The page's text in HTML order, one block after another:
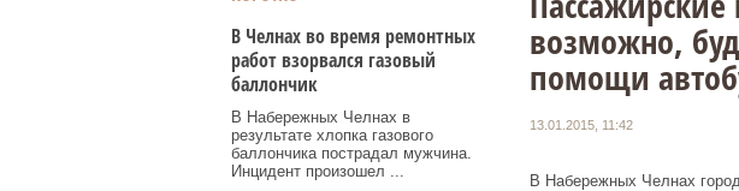
В Челнах во время ремонтных
работ взорвался газовый
баллончик
В Набережных Челнах в
результате хлопка газового
баллончика пострадал мужчина.
Инцидент произошел ...
возможно,
помощи
13.01.2015, 11:42
В Набережных Челнах